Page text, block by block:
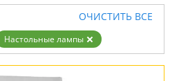
ОЧИСТИТЬ ВСЕ
Настольные лампы